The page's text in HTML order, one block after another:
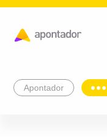
Apontador